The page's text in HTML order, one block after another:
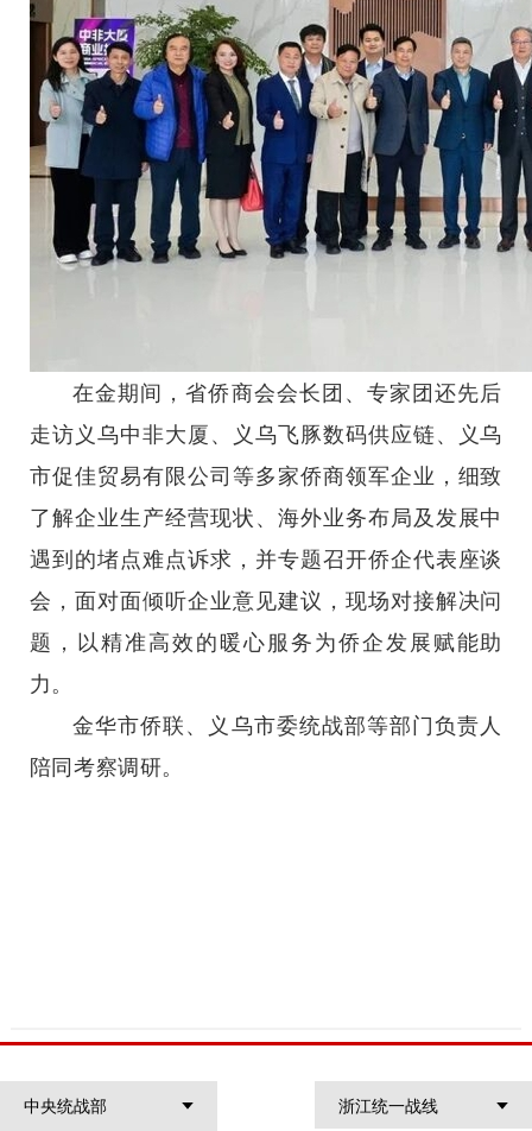
在金期间，省侨商会会长团、专家团还先后
走访义乌中非大厦、义乌飞豚数码供应链、义乌
市促佳贸易有限公司等多家侨商领军企业，细致
了解企业生产经营现状、海外业务布局及发展中
遇到的堵点难点诉求，并专题召开侨企代表座谈
会，面对面倾听企业意见建议，现场对接解决问
题，以精准高效的暖心服务为侨企发展赋能助
力。
金华市侨联、义乌市委统战部等部门负责人
陪同考察调研。
中央统战部 浙江统一战线